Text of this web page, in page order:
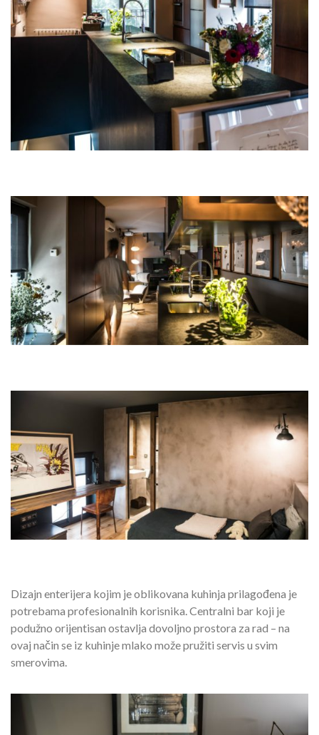
Dizajn enterijera kojim je oblikovana kuhinja prilagođena je
potrebama profesionalnih korisnika. Centralni bar koji je
podužno orijentisan ostavlja dovoljno prostora za rad – na
ovaj način se iz kuhinje mlako može pružiti servis u svim
smerovima.